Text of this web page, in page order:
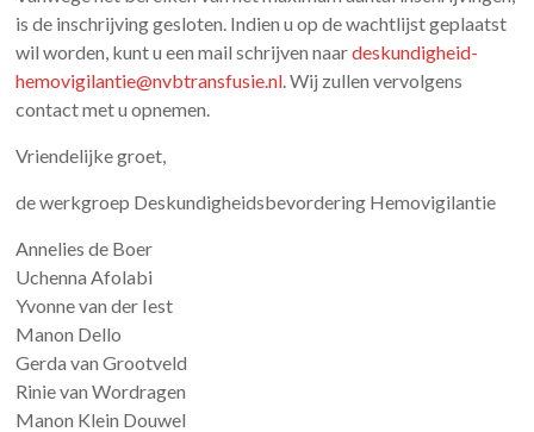
is de inschrijving gesloten. Indien u op de wachtlijst geplaatst
wil worden, kunt u een mail schrijven naardeskundigheid-
hemovigilantie@nvbtransfusie.nl. Wij zullen vervolgens
contact met u opnemen.
Vriendelijke groet,
de werkgroep Deskundigheidsbevordering Hemovigilantie
Annelies de Boer
Uchenna Afolabi
Yvonne van der Iest
Manon Dello
Gerda van Grootveld
Rinie van Wordragen
Manon Klein Douwel